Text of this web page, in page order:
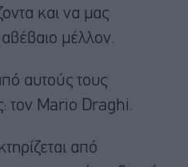
και να μας
μέλλον.
αυτούς τους
τον Mario Draghi.
από